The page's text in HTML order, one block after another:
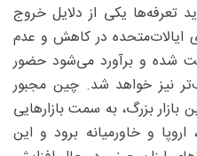
تعرفه‌ها یکی از دلایل خروج
ایالات‌متحده در کاهش و عدم
شده و برآورد می‌شود حضور
نیز خواهد شد. چین مجبور
بزرگ، به سمت بازارهایی
و خاورمیانه برود و این